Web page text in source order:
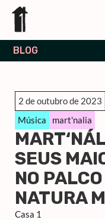
BLOG
2 de outubro de 2023
Música
mart'nalia
SEUS
NO
NATURA
Casa 1